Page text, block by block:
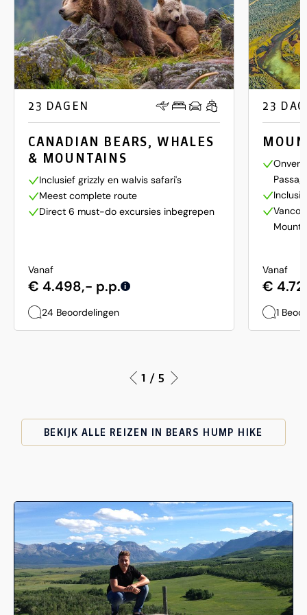
23 DAGEN
CANADIAN BEARS, WHALES
& MOUNTAINS
Inclusief grizzly en walvis safari's
Meest complete route
Direct 6 must-do excursies inbegrepen
Vanaf
€ 4.498,- p.p. i
24 Beoordelingen
23
Vanaf
€
1
1 / 5
BEKIJK ALLE REIZEN IN BEARS HUMP HIKE